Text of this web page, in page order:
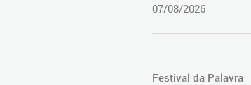
07/08/2026
Festival da Palavra